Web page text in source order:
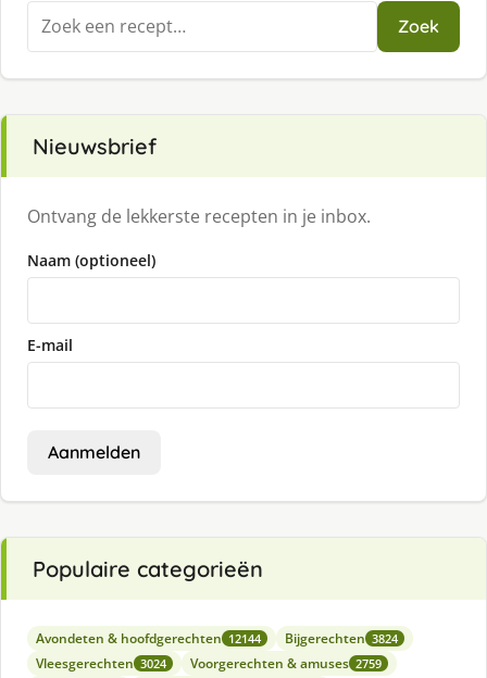
Zoeken
naar:
Zoek
Nieuwsbrief
Ontvang de lekkerste recepten in je inbox.
Naam (optioneel)
E-mail
Aanmelden
Populaire categorieën
Avondeten & hoofdgerechten 12144 Bijgerechten 3824
Vleesgerechten 3024 Voorgerechten & amuses 2759